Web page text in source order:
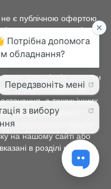
є публічною офертою.
можливо тільки
BIOVET.UA.
матеріалів, рентген
може залежати від
а також інших
товару, детальних
у менеджерів відділу
на нашому сайті або
в розділі контакти.